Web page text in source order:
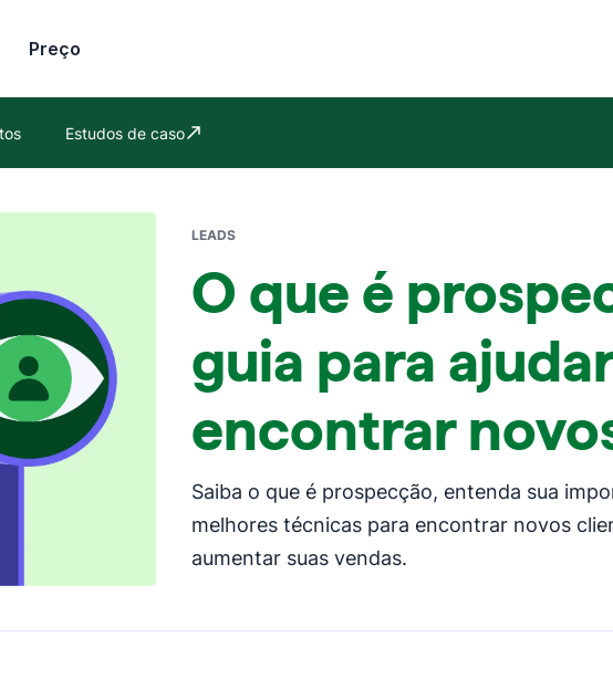
Preço
Estudos de caso
Abre em uma nova janela
LEADS
O que é
guia para
encontrar
Saiba o que é prospecção, entenda sua
melhores técnicas para encontrar novos
aumentar suas vendas.